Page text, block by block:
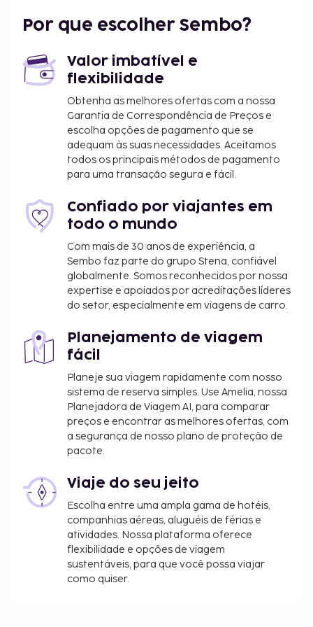
Uma receção aberta 24 horas e elevador estão
entre o leque de comodidades oferecidas por Este
contam-se um centro de conferências e salas de
reuniões. Termine o dia com uma bebida
refrescante no bar/lounge. O hotel serve pequenos-
almoços continentais diariamente entre as 8:00 e
as 10:00 mediante uma sobretaxa.
O alojamento irá solicitar-lhe o pagamento dos
seguintes custos. Podem incluir os impostos
Poderá estar sujeito ao pagamento, no
alojamento, do imposto sobre o valor
acrescentado do Peru de até 18%. Os viajantes
não residentes que apresentem um passaporte
e visto turístico válidos poderão estar isentos
do pagamento do imposto sobre o valor
acrescentado. A isenção aplica-se apenas a
estadias no Peru que não excedam os 60 dias.
Incluímos todas as taxas que o alojamento nos
comunicou.
Tarifa de pequeno-almoço continental: 25 PEN
por adulto e 20 PEN por criança (valores
aproximados)
Check-in antecipado disponível mediante o
disponibilidade)
Check-out tardio disponível mediante o
pagamento de uma taxa (sujeito a
disponibilidade)
A lista anterior pode não estar completa. As taxas e
os depósitos podem não incluir impostos e estão
Por que escolher Sembo?
Valor imbatível e
flexibilidade
Obtenha as melhores ofertas com a nossa
Garantia de Correspondência de Preços e
escolha opções de pagamento que se
adequam às suas necessidades. Aceitamos
todos os principais métodos de pagamento
para uma transação segura e fácil.
Confiado por viajantes em
todo o mundo
Com mais de 30 anos de experiência, a
Sembo faz parte do grupo Stena, confiável
globalmente. Somos reconhecidos por nossa
expertise e apoiados por acreditações líderes
do setor, especialmente em viagens de carro.
Planejamento de viagem
fácil
Planeje sua viagem rapidamente com nosso
sistema de reserva simples. Use Amelia, nossa
Planejadora de Viagem AI, para comparar
preços e encontrar as melhores ofertas, com
a segurança de nosso plano de proteção de
pacote.
Viaje do seu jeito
Escolha entre uma ampla gama de hotéis,
companhias aéreas, aluguéis de férias e
atividades. Nossa plataforma oferece
flexibilidade e opções de viagem
sustentáveis, para que você possa viajar
como quiser.